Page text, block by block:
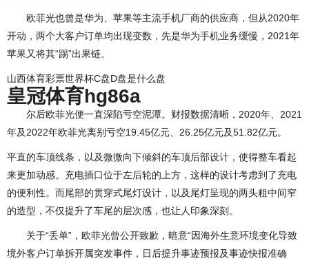
欧菲光也曾是华为、苹果等主流手机厂商的供应商，但从2020年
开动，两个大客户订单均出现变数，先是华为手机业务缓慢，2021年
苹果又将其“踢”出果链。
山西体育彩票世界杯C盘D盘是什么盘
皇冠体育hg86a
尔后欧菲光便一直深陷亏空泥潭。财报数据清晰，2020年、2021
年及2022年欧菲光离别亏空19.45亿元、26.25亿元及51.82亿元。
平直的车顶线条，以及微微向下倾斜的车顶后部设计，使得整车看起
来更加动感。充电插口位于左后轮的上方，这样的设计考虑到了充电
的便利性。而尾部的贯穿式尾灯设计，以及尾灯呈现的两头粗中间窄
的造型，不仅提升了车尾的层次感，也让人印象深刻。
关于“丢单”，欧菲光曾公开致歉，暗意“因海外生意环境变化导致
境外客户订单拆开属突发事件，日后提升事迹预报及事迹快报准确